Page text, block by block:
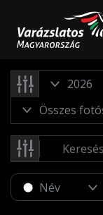
Név